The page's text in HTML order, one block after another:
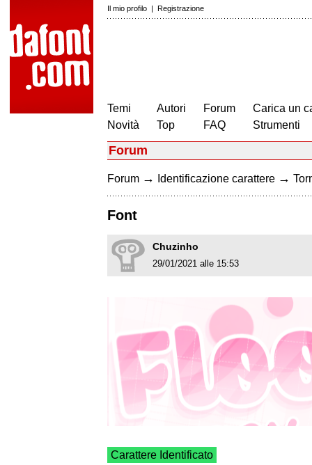
Il mio profilo | Registrazione
Temi
Novità
Autori
Top
Forum
FAQ
Carica un
Strumenti
Forum
Forum → Identificazione carattere →
Font
Chuzinho
29/01/2021 alle 15:53
Carattere Identificato